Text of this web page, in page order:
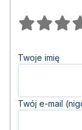
Twoje imię
Twój e-mail